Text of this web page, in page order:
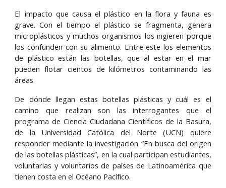
El impacto que causa el plástico en la flora y fauna es
grave. Con el tiempo el plástico se fragmenta, genera
microplásticos y muchos organismos los ingieren porque
los confunden con su alimento. Entre este los elementos
de plástico están las botellas, que al estar en el mar
pueden flotar cientos de kilómetros contaminando las
áreas.
De dónde llegan estas botellas plásticas y cuál es el
camino que realizan son las interrogantes que el
programa de Ciencia Ciudadana Científicos de la Basura,
de la Universidad Católica del Norte (UCN) quiere
responder mediante la investigación “En busca del origen
de las botellas plásticas”, en la cual participan estudiantes,
voluntarias y voluntarios de países de Latinoamérica que
tienen costa en el Océano Pacífico.